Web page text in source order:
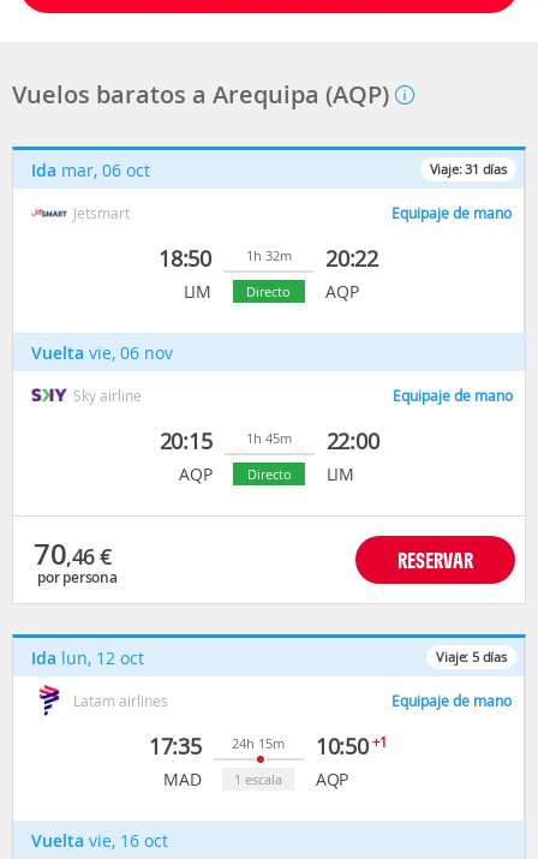
Vuelos baratos a Arequipa (AQP)
Viaje:31 días
Ida mar, 06 oct
Jetsmart Equipaje de mano
18:50
LIM
1h 32m
Directo
20:22
AQP
Vuelta vie, 06 nov
Sky airline Equipaje de mano
20:15
AQP
1h 45m
Directo
22:00
LIM
70,46€
por persona
RESERVAR
Viaje: 5 días
Ida lun, 12 oct
Latam airlines Equipaje de mano
17:35
MAD
24h 15m
1 escala
10:50+1
AQP
Vuelta vie, 16 oct